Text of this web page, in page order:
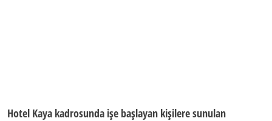
Hotel Kaya kadrosunda işe başlayan kişilere sunulan